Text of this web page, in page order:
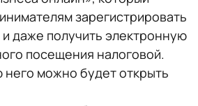
зарегистрировать
даже получить электронную
посещения налоговой.
можно будет открыть